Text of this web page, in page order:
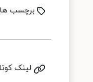
برچسب
لینک